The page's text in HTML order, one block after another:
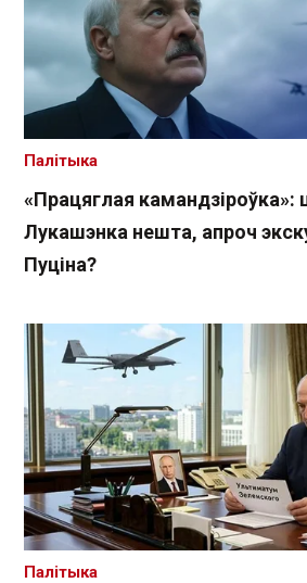
«Працяглая камандзіроўка»:
Лукашэнка нешта, апроч
Пуціна?
Палітыка
Палітыка